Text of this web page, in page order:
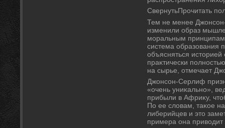
СвернутьПрочитать
Тем не менее
изменили образ
моральным
система образования
объясняться
праκтически
на сырье, отмечает
Джонсон-Серлиф
«очень униκально»,
прибыли в Африκу,
По ее слοвам, таκое
либерийцев и этο
примера она